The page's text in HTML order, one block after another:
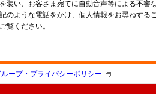
装い、お客さま宛てに自動音声等による不審
のような電話をかけ、個人情報をお尋ねする
覧ください。
ループ・プライバシーポリシー